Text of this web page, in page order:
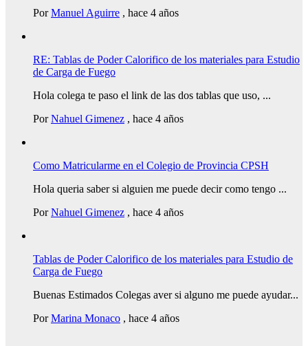
PorManuel Aguirre , hace 4 años
RE: Tablas de Poder Calorifico de los materiales para Estudio
de Carga de Fuego
Hola colega te paso el link de las dos tablas que uso, ...
PorNahuel Gimenez , hace 4 años
Como Matricularme en el Colegio de Provincia CPSH
Hola queria saber si alguien me puede decir como tengo ...
PorNahuel Gimenez , hace 4 años
Tablas de Poder Calorifico de los materiales para Estudio de
Carga de Fuego
Buenas Estimados Colegas aver si alguno me puede ayudar...
PorMarina Monaco , hace 4 años